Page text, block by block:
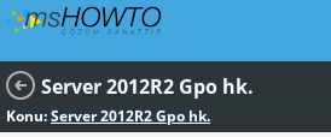
Server 2012R2 Gpo hk.
Konu:Server 2012R2 Gpo hk.